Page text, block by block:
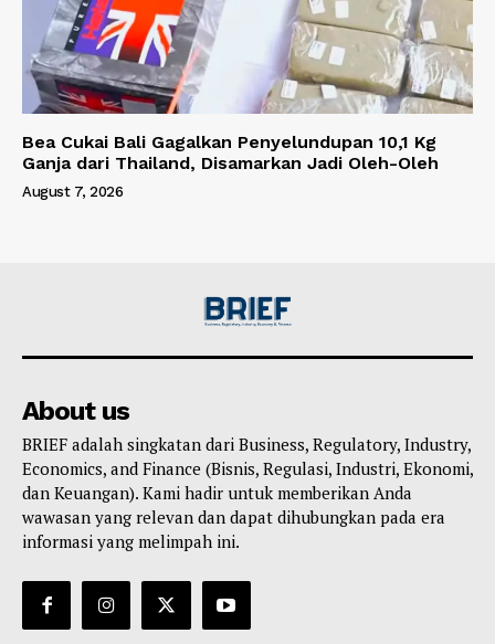
Bea Cukai Bali Gagalkan Penyelundupan 10,1 Kg
Ganja dari Thailand, Disamarkan Jadi Oleh-Oleh
August 7, 2026
About us
BRIEF adalah singkatan dari Business, Regulatory, Industry,
Economics, and Finance (Bisnis, Regulasi, Industri, Ekonomi,
dan Keuangan). Kami hadir untuk memberikan Anda
wawasan yang relevan dan dapat dihubungkan pada era
informasi yang melimpah ini.